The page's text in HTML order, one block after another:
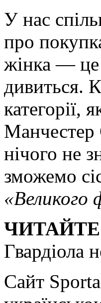
У нас
про
жінка — це
дивиться.
категорії,
Манчестер
нічого не
зможемо
«Великого
Гвардіола
Сайт